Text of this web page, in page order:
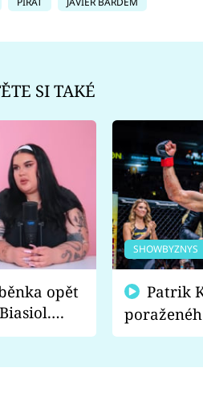
SI TAKÉ
opět
a
SHOWBYZNYS
fanoušci